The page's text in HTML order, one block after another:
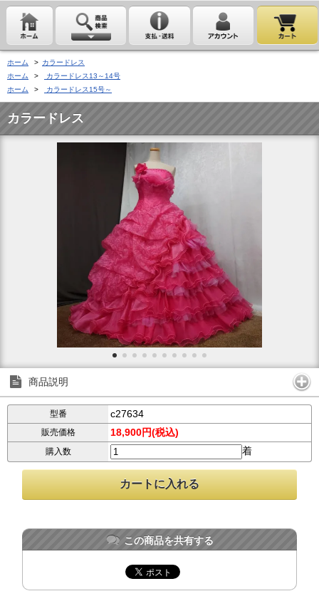
ホーム > カラードレス
ホーム
>
カラードレス13～14号
ホーム
> カラードレス15号～
カラードレス
商品説明
型番 c27634
販売価格 18,900円(税込)
購入数 着
この商品を共有する